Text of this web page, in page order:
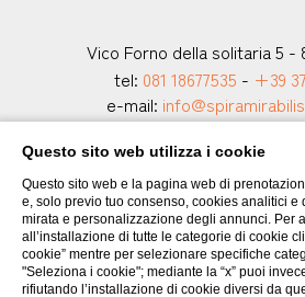
Vico Forno della solitaria 5 -
tel: 081 18677535 - +39
e-mail:
P.Iva:
CIN: IT063049B7TKW9XZND |
CONTATTI DATI SOCIETARI
ACCESSIBILITÀ
Questo sito web utilizza i cookie
Questo sito web e la pagina web di
e, solo previo tuo consenso, cookies analitici e
mirata e personalizzazione degli annunci. Per
all’installazione di tutte le categorie di cookie
cookie” mentre per selezionare specifiche
"Seleziona i cookie"; mediante la “x” puoi
rifiutando l’installazione di cookie diversi da